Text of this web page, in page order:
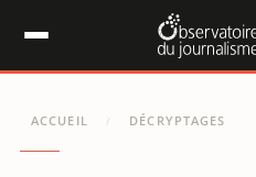
ACCUEIL / DÉCRYPTAGES
Panneau de gestion des cookies